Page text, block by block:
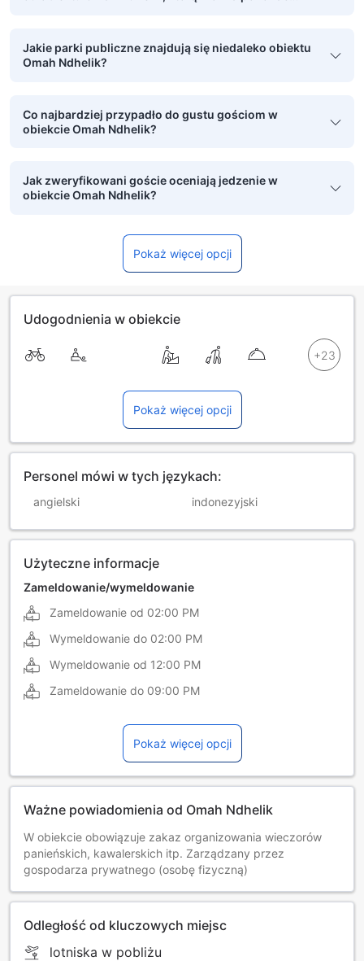
Jakie parki publiczne znajdują się niedaleko obiektu
Omah Ndhelik?
Co najbardziej przypadło do gustu gościom w
obiekcie Omah Ndhelik?
Jak zweryfikowani goście oceniają jedzenie w
obiekcie Omah Ndhelik?
Pokaż więcej opcji
Udogodnienia w obiekcie
Pokaż więcej opcji
Personel mówi w tych językach:
angielski indonezyjski
Użyteczne informacje
Zameldowanie/wymeldowanie
Zameldowanie od 02:00 PM
Wymeldowanie do 02:00 PM
Wymeldowanie od 12:00 PM
Zameldowanie do 09:00 PM
Pokaż więcej opcji
Ważne powiadomienia od Omah Ndhelik
W obiekcie obowiązuje zakaz organizowania wieczorów
panieńskich, kawalerskich itp. Zarządzany przez
gospodarza prywatnego (osobę fizyczną)
Odległość od kluczowych miejsc
lotniska w pobliżu